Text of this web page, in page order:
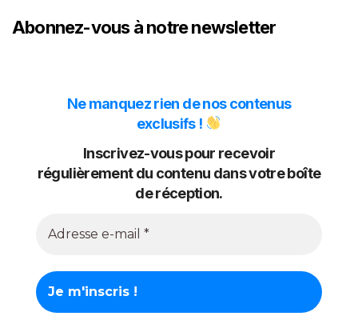
publications
Abonnez-vous à notre newsletter
Ne manquez rien de nos contenus
exclusifs !
Inscrivez-vous pour recevoir
régulièrement du contenu dans votre boîte
de réception.